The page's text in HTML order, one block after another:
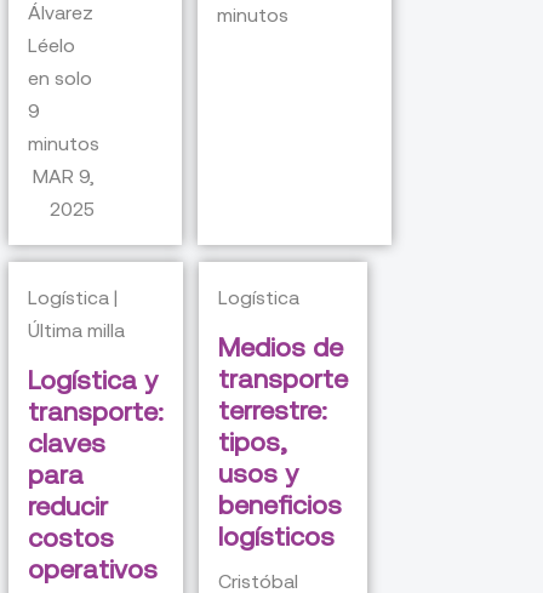
Álvarez
Léelo
en solo
9
minutos
MAR 9,
2025
minutos
Logística |
Última milla
Logística y
transporte:
claves
para
reducir
costos
operativos
Logística
Medios de
transporte
terrestre:
tipos,
usos y
beneficios
logísticos
Cristóbal